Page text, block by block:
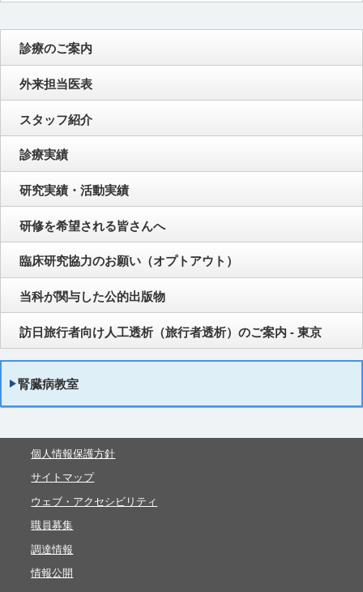
診療のご案内
外来担当医表
スタッフ紹介
診療実績
研究実績・活動実績
研修を希望される皆さんへ
臨床研究協力のお願い（オプトアウト）
当科が関与した公的出版物
訪日旅行者向け人工透析（旅行者透析）のご案内 - 東京
腎臓病教室
個人情報保護方針
サイトマップ
ウェブ・アクセシビリティ
職員募集
調達情報
情報公開